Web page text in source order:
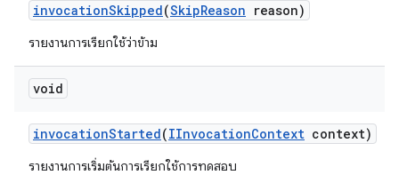
invocationSkipped(SkipReason reason)
รายงานการเรียกใช้ว่าข้าม
void
invocationStarted(IInvocationContext context)
รายงานการเริ่มต้นการเรียกใช้การทดสอบ